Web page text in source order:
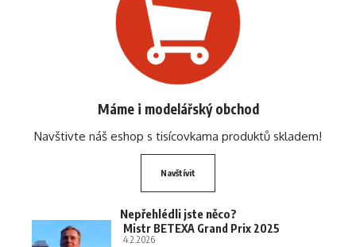
Máme i modelářský obchod
Navštivte náš eshop s tisícovkama produktů skladem!
Navštívit
Nepřehlédli jste něco?
Mistr BETEXA Grand Prix 2025
4.2.2026